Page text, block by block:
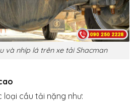
và nhíp lá trên xe tải Shacman
loại cầu tải nặng như: